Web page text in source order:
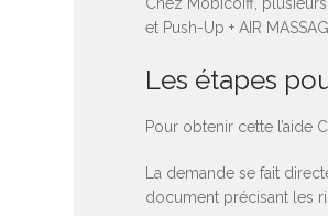
Chez Mobicoiff,
et Push-Up + AIR
Les étapes
Pour obtenir cette l’aide
La demande se fait
document précisant les